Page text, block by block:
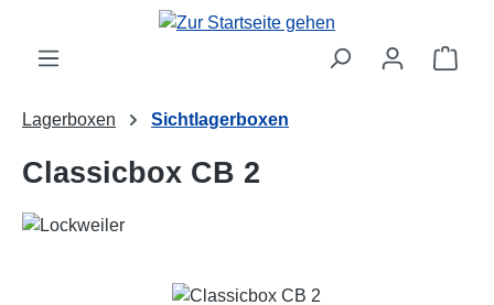
Zum Hauptinhalt springen
Lagerboxen Sichtlagerboxen
Classicbox CB 2
Bildergalerie überspringen